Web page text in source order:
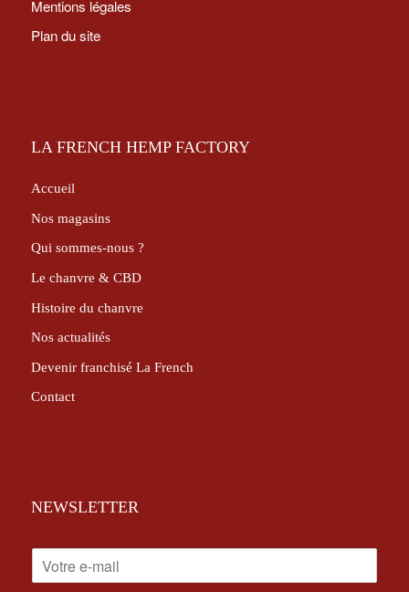
Mentions légales
Plan du site
LA FRENCH HEMP FACTORY
Accueil
Nos magasins
Qui sommes-nous ?
Le chanvre & CBD
Histoire du chanvre
Nos actualités
Devenir franchisé La French
Contact
NEWSLETTER